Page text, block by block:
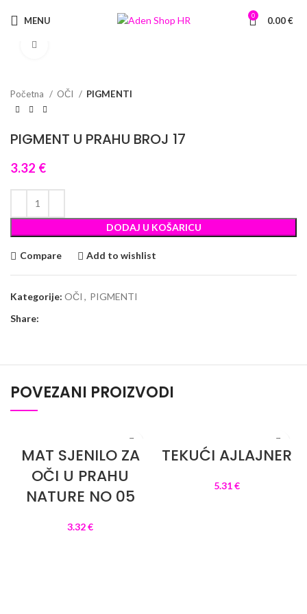
MENU 0 0.00€
Početna OČI PIGMENTI
PIGMENT U PRAHU BROJ 17
3.32 €
DODAJ U KOŠARICU
Compare Add to wishlist
Kategorije: OČI , PIGMENTI
Share:
POVEZANI PROIZVODI
MAT SJENILO ZA
OČI U PRAHU
NATURE NO 05
3.32€
TEKUĆI AJLAJNER
5.31€